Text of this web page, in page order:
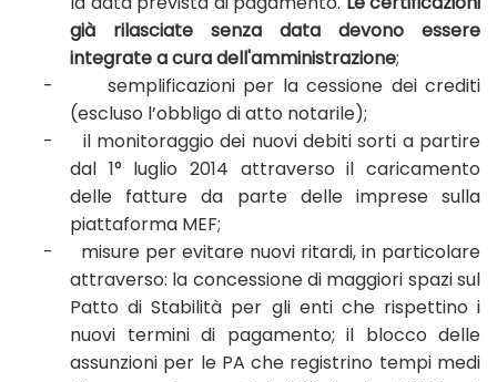
già rilasciate senza data devono essere
integrate a cura dell'amministrazione;
-
semplificazioni per la cessione dei crediti
(escluso l’obbligo di atto notarile);
-
il monitoraggio dei nuovi debiti sorti a partire
dal 1° luglio 2014 attraverso il caricamento
delle fatture da parte delle imprese sulla
piattaforma MEF;
-
misure per evitare nuovi ritardi, in particolare
attraverso: la concessione di maggiori spazi sul
Patto di Stabilità per gli enti che rispettino i
nuovi termini di pagamento; il blocco delle
assunzioni per le PA che registrino tempi medi